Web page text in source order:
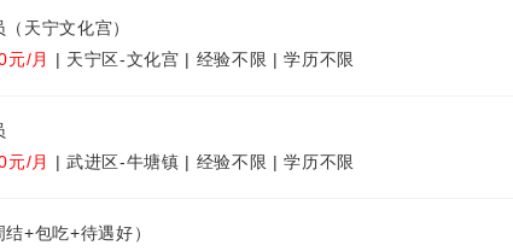
天宁文化宫）
元/月 | 天宁区-文化宫 | 经验不限 | 学历不限
元/月 | 武进区-牛塘镇 | 经验不限 | 学历不限
+包吃+待遇好）